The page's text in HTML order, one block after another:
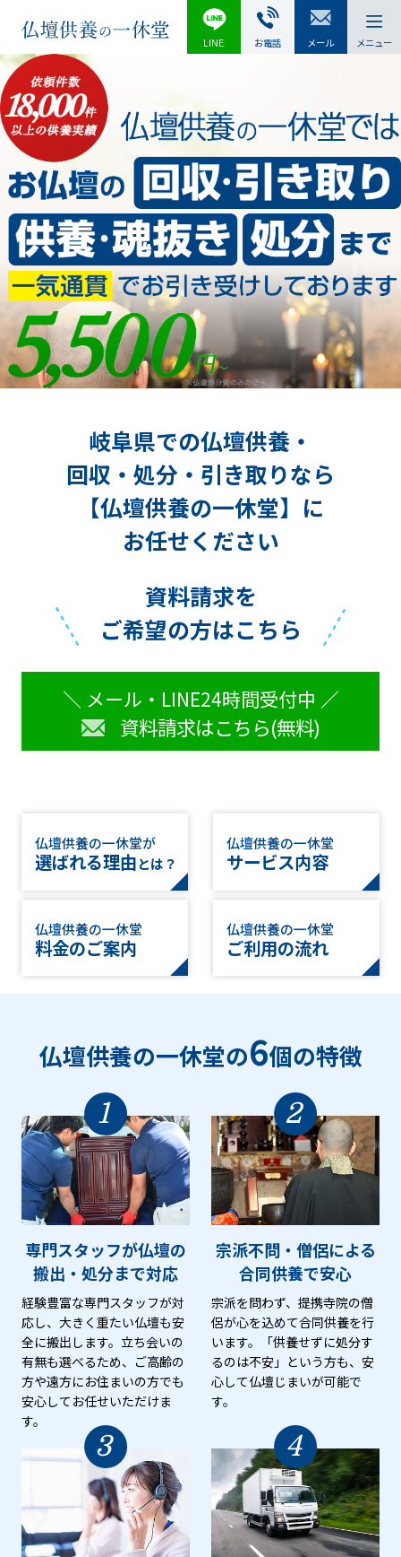
LINE お電話 メール メニュー
岐阜県での仏壇供養・
回収・処分・引き取りなら
【仏壇供養の一休堂】に
お任せください
資料請求を
ご希望の方はこちら
＼ メール・LINE24時間受付中 ／
資料請求はこちら(無料)
仏壇供養の一休堂が
選ばれる理由とは？
仏壇供養の一休堂
サービス内容
仏壇供養の一休堂
料金のご案内
仏壇供養の一休堂
ご利用の流れ
仏壇供養の一休堂の6個の特徴
1
専門スタッフが仏壇の
搬出・処分まで対応
経験豊富な専門スタッフが対
応し、大きく重たい仏壇も安
全に搬出します。立ち会いの
有無も選べるため、ご高齢の
方や遠方にお住まいの方でも
安心してお任せいただけま
す。
2
宗派不問・僧侶による
合同供養で安心
宗派を問わず、提携寺院の僧
侶が心を込めて合同供養を行
います。「供養せずに処分す
るのは不安」という方も、安
心して仏壇じまいが可能で
す。
3 4